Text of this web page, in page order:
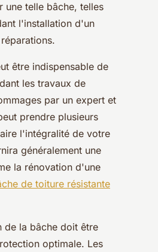
une telle bâche, telles
l'installation d'un
être indispensable de
les travaux de
par un expert et
prendre plusieurs
l'intégralité de votre
généralement une
la rénovation d'une
de toiture résistante
de la bâche doit être
optimale. Les